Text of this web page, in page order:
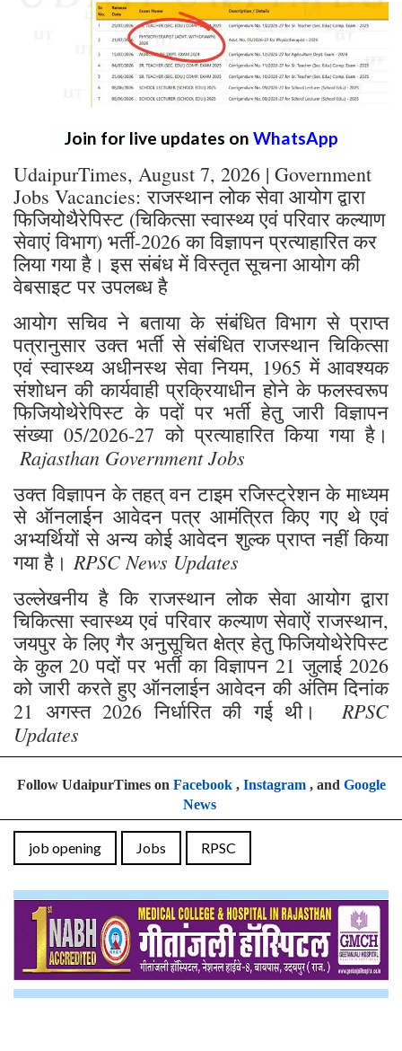
Join for live updates on WhatsApp
UdaipurTimes, August 7, 2026 | Government
Jobs Vacancies: राजस्थान लोक सेवा आयोग द्वारा
फिजियोथैरेपिस्ट (चिकित्सा स्वास्थ्य एवं परिवार कल्याण
सेवाएं विभाग) भर्ती-2026 का विज्ञापन प्रत्याहारित कर
लिया गया है। इस संबंध में विस्तृत सूचना आयोग की
वेबसाइट पर उपलब्ध है
आयोग सचिव ने बताया के संबंधित विभाग से प्राप्त
पत्रानुसार उक्त भर्ती से संबंधित राजस्थान चिकित्सा
एवं स्वास्थ्य अधीनस्थ सेवा नियम, 1965 में आवश्यक
संशोधन की कार्यवाही प्रक्रियाधीन होने के फलस्वरूप
फिजियोथेरेपिस्ट के पदों पर भर्ती हेतु जारी विज्ञापन
संख्या 05/2026-27 को प्रत्याहारित किया गया है।
Rajasthan Government Jobs
उक्त विज्ञापन के तहत् वन टाइम रजिस्ट्रेशन के माध्यम
से ऑनलाईन आवेदन पत्र आमंत्रित किए गए थे एवं
अभ्यर्थियों से अन्य कोई आवेदन शुल्क प्राप्त नहीं किया
गया है। RPSC News Updates
उल्लेखनीय है कि राजस्थान लोक सेवा आयोग द्वारा
चिकित्सा स्वास्थ्य एवं परिवार कल्याण सेवाऐं राजस्थान,
जयपुर के लिए गैर अनुसूचित क्षेत्र हेतु फिजियोथेरेपिस्ट
के कुल 20 पदों पर भर्ती का विज्ञापन 21 जुलाई 2026
को जारी करते हुए ऑनलाईन आवेदन की अंतिम दिनांक
21 अगस्त 2026 निर्धारित की गई थी। RPSC
Updates
Follow UdaipurTimes on Facebook, Instagram, and Google
News
job opening Jobs RPSC